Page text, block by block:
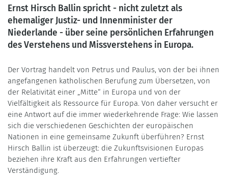
Ernst Hirsch Ballin spricht - nicht zuletzt als
ehemaliger Justiz- und Innenminister der
Niederlande - über seine persönlichen Erfahrungen
des Verstehens und Missverstehens in Europa.
Der Vortrag handelt von Petrus und Paulus, von der bei ihnen
angefangenen katholischen Berufung zum Übersetzen, von
der Relativität einer „Mitte“ in Europa und von der
Vielfältigkeit als Ressource für Europa. Von daher versucht er
eine Antwort auf die immer wiederkehrende Frage: Wie lassen
sich die verschiedenen Geschichten der europäischen
Nationen in eine gemeinsame Zukunft überführen? Ernst
Hirsch Ballin ist überzeugt: die Zukunftsvisionen Europas
beziehen ihre Kraft aus den Erfahrungen vertiefter
Verständigung.